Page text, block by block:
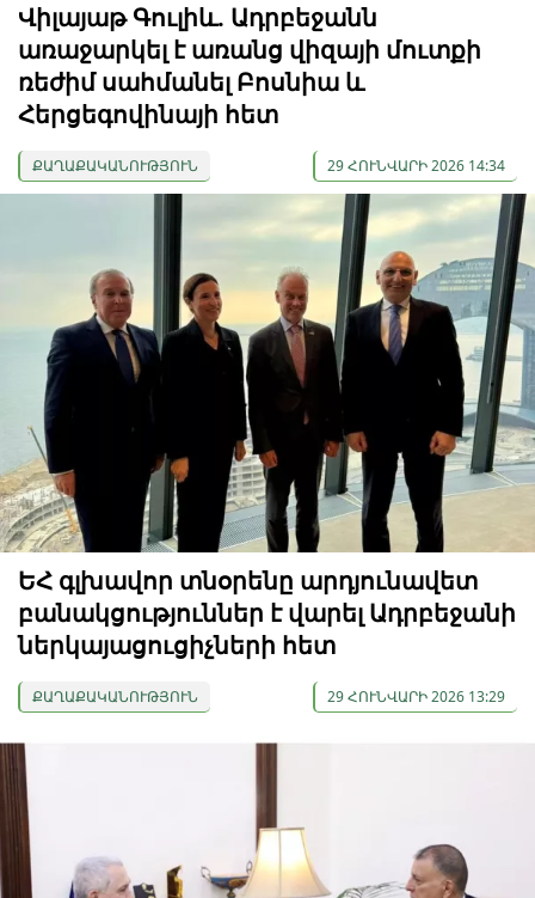
Վիլայաթ Գուլիև. Ադրբեջանն
առաջարկել է առանց վիզայի մուտքի
ռեժիմ սահմանել Բոսնիա և
Հերցեգովինայի հետ
ՔԱՂԱՔԱԿԱՆՈՒԹՅՈՒՆ 29 ՀՈՒՆՎԱՐԻ 2026 14:34
ԵՀ գլխավոր տնօրենը արդյունավետ
բանակցություններ է վարել Ադրբեջանի
ներկայացուցիչների հետ
ՔԱՂԱՔԱԿԱՆՈՒԹՅՈՒՆ 29 ՀՈՒՆՎԱՐԻ 2026 13:29